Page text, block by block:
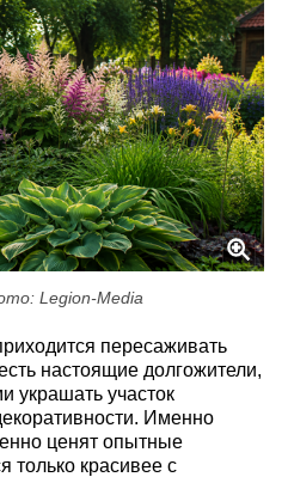
Legion-Media
пересаживать
настоящие долгожители,
украшать участок
Именно
ценят опытные
только красивее с